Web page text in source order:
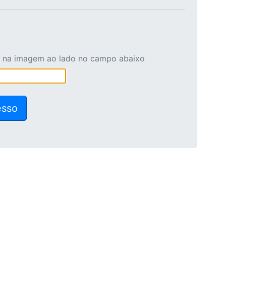
imagem ao lado no campo abaixo